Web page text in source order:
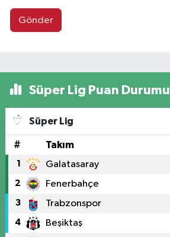
Gönder
Süper Lig Puan Durumu
Süper Lig
# Takım
1 Galatasaray
2 Fenerbahçe
3 Trabzonspor
4 Beşiktaş